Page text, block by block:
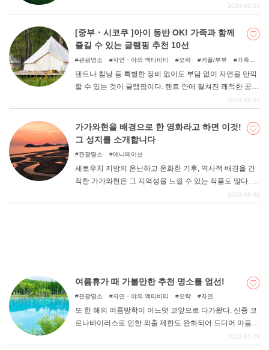
로 둘러싸여 있어 절경과 경치가 좋은 곳이 많다. 이번에는
명소를 소개합니다.
2024-06-24
[중부・시코쿠 ]아이 동반 OK! 가족과 함께
즐길 수 있는 글램핑 추천 10선
관광명소 자연・야외 액티비티 오락 커플/부부
가족여
텐트나 침낭 등 특별한 장비 없이도 부담 없이 자연을 만끽
할 수 있는 것이 글램핑이다. 텐트 안에 펼쳐진 쾌적한 공간
에서 어른도 아이도 편안하게 지낼 수 있다. 낮에는 츄고
있는 음식을 즐길 수 있는 글램핑 시설을 소개한다.
2024-04-22
가가와현을 배경으로 한 영화라고 하면 이것!
그 성지를 소개합니다
관광명소 애니메이션
세토우치 지방의 온난하고 온화한 기후, 역사적 배경을 간
직한 가가와현은 그 지역성을 느낄 수 있는 작품도 많다. 이
번에는 가가와현을 배경으로 한 작품을 몇 가지 소개하겠
2023-08-08
여름휴가 때 가볼만한 추천 명소를 엄선!
관광명소 자연・야외 액티비티 오락 자연
또 한 해의 여름방학이 어느덧 코앞으로 다가왔다. 신종 코
로나바이러스로 인한 외출 제한도 완화되어 드디어 마음껏
여름을 즐길 수 있는 계절이 다가왔다. 하지만 아직 해외여
2023-07-28